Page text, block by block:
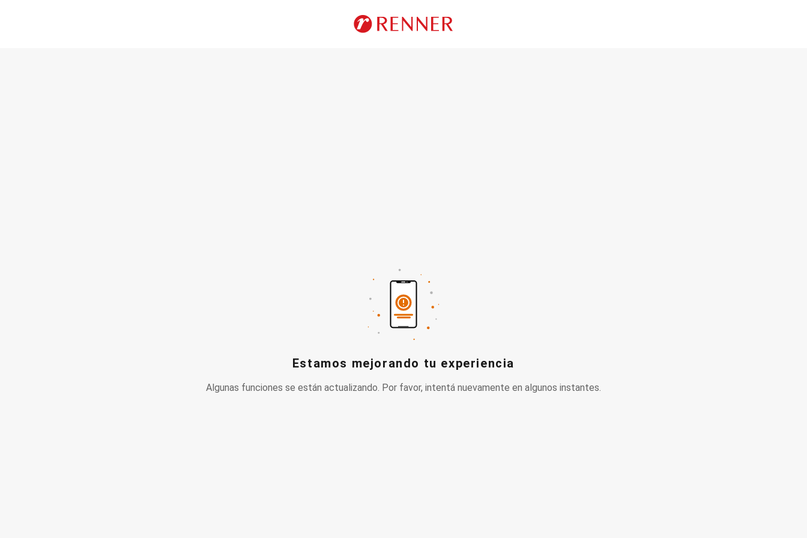
Estamos mejorando tu experiencia
Algunas funciones se están actualizando. Por favor, intentá nuevamente en algunos instantes.